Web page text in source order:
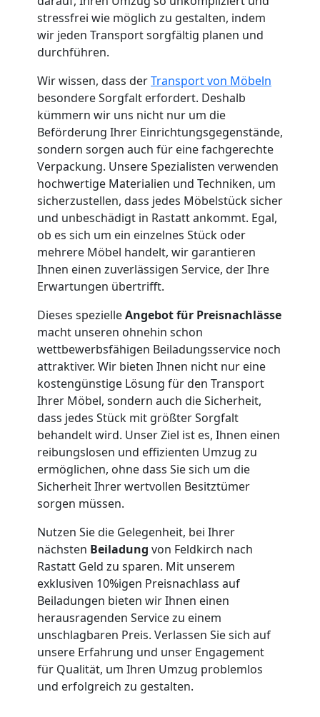
stressfrei wie möglich zu gestalten, indem
wir jeden Transport sorgfältig planen und
durchführen.
Wir wissen, dass derTransport von Möbeln
besondere Sorgfalt erfordert. Deshalb
kümmern wir uns nicht nur um die
Beförderung Ihrer Einrichtungsgegenstände,
sondern sorgen auch für eine fachgerechte
Verpackung. Unsere Spezialisten verwenden
hochwertige Materialien und Techniken, um
sicherzustellen, dass jedes Möbelstück sicher
und unbeschädigt in Rastatt ankommt. Egal,
ob es sich um ein einzelnes Stück oder
mehrere Möbel handelt, wir garantieren
Ihnen einen zuverlässigen Service, der Ihre
Erwartungen übertrifft.
Dieses spezielleAngebot für Preisnachlässe
macht unseren ohnehin schon
wettbewerbsfähigen Beiladungsservice noch
attraktiver. Wir bieten Ihnen nicht nur eine
kostengünstige Lösung für den Transport
Ihrer Möbel, sondern auch die Sicherheit,
dass jedes Stück mit größter Sorgfalt
behandelt wird. Unser Ziel ist es, Ihnen einen
reibungslosen und effizienten Umzug zu
ermöglichen, ohne dass Sie sich um die
Sicherheit Ihrer wertvollen Besitztümer
sorgen müssen.
Nutzen Sie die Gelegenheit, bei Ihrer
nächsten Beiladung von Feldkirch nach
Rastatt Geld zu sparen. Mit unserem
exklusiven 10%igen Preisnachlass auf
Beiladungen bieten wir Ihnen einen
herausragenden Service zu einem
unschlagbaren Preis. Verlassen Sie sich auf
unsere Erfahrung und unser Engagement
für Qualität, um Ihren Umzug problemlos
und erfolgreich zu gestalten.
Küchenumzug
Feldkirch
Umzug
und
Lagerung
Feldkirch
Full-
Service-
Umzug
Feldkirch
Qualitäts-
Umzüge
Feldkirch
Vereinsumzug
Feldkirch
Anfrage
Möbeltransport